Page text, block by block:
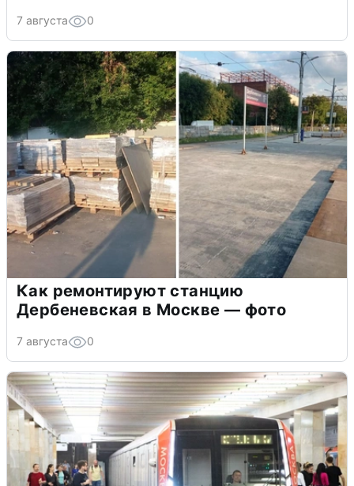
7 августа 0
Как ремонтируют станцию
Дербеневская в Москве — фото
7 августа 0